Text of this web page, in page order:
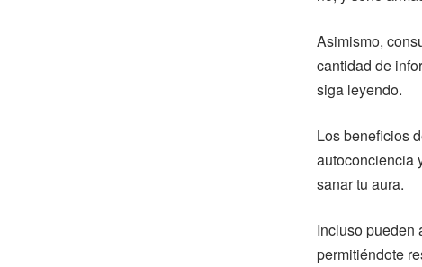
Asimismo,
cantidad de
siga leyendo.
Los beneficios
autoconciencia
sanar tu aura.
Incluso pueden
permitiéndote